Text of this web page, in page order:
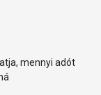
mennyi adót